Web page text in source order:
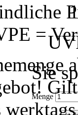
Sie
Menge
=